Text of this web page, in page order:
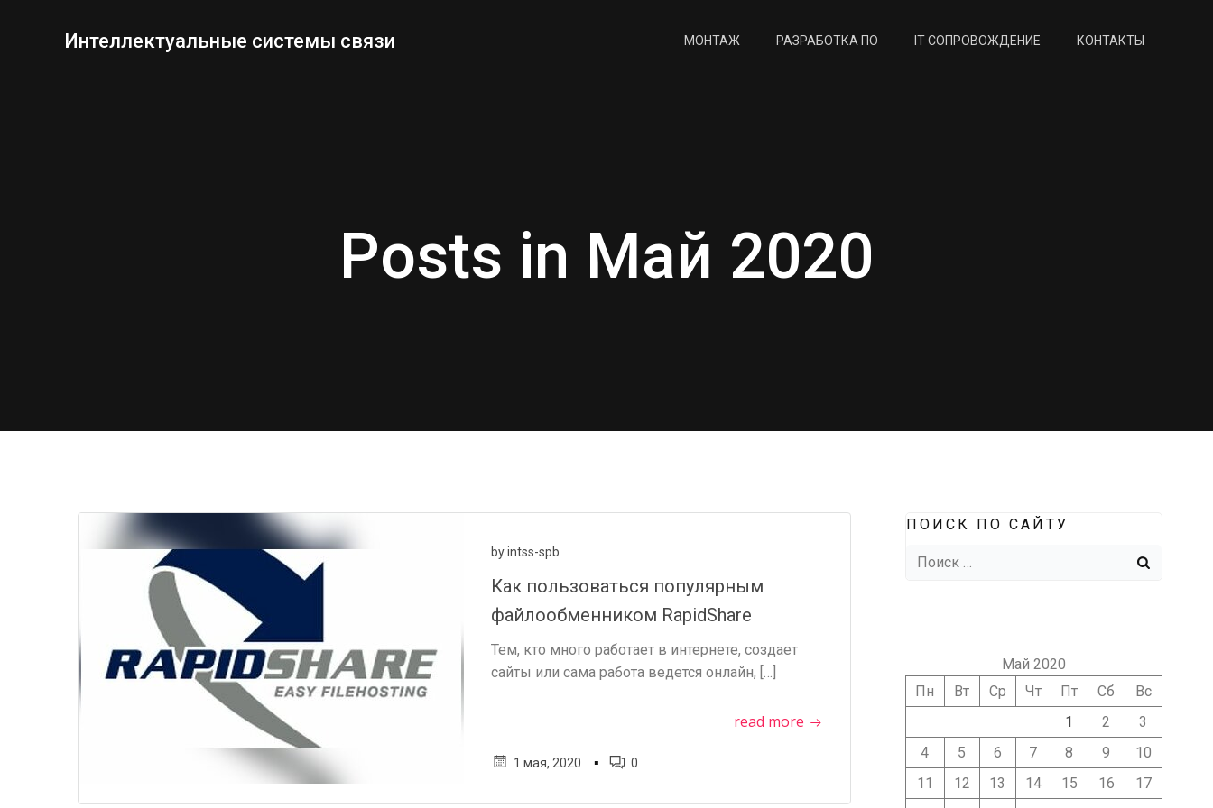
содержимому
Интеллектуальные системы связи МОНТАЖ РАЗРАБОТКА ПО IT СОПРОВОЖДЕНИЕ КОНТАКТЫ
Posts in Май 2020
byintss-spb
Как пользоваться популярным
файлообменником RapidShare
Тем, кто много работает в интернете, создает
сайты или сама работа ведется онлайн, […]
read more
1 мая, 2020 ▪ 0
ПОИСК ПО САЙТУ
Найти:
Май 2020
Пн
Вт Ср Чт Пт Сб
Вс
1
2
3
4
5 6 7 8 9
10
11
12 13 14 15 16
17